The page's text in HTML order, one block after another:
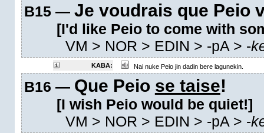
B15 — Je voudrais que Peio
[I'd like Peio to come with
VM > NOR > EDIN > -pA> -
KABA: Nai nuke Peio jin dadin bere lagunekin.
B16 — Que Peio se taise!
[I wish Peio would be quiet!]
VM > NOR > EDIN > -pA> -